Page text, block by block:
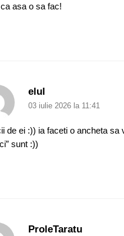
asa o sa fac!
elul
03 iulie 2026 la 11:41
de ei :)) ia faceti o ancheta sa
sunt :))
ProleTaratu